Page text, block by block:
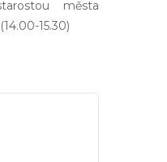
města
15.30)